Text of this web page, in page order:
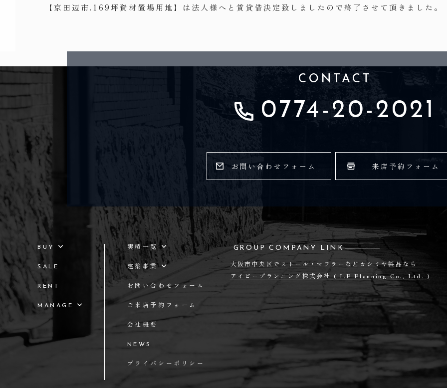
FUDOUSAN LABO .LTD
【京田辺市.169坪資材置場用地】は法人様へと賃貸借決定致しましたので終了させて頂きました。
CONTACT
0774-20-2021
お問い合わせフォーム 来店予約フォーム
BUY
SALE
RENT
MANAGE
実績一覧
建築事業
お問い合わせフォーム
ご来店予約フォーム
会社概要
NEWS
プライバシーポリシー
GROUP COMPANY LINK
大阪市中央区でストール・マフラーなどカシミヤ製品なら
アイピープランニング株式会社( I.P Planning Co., Ltd. )